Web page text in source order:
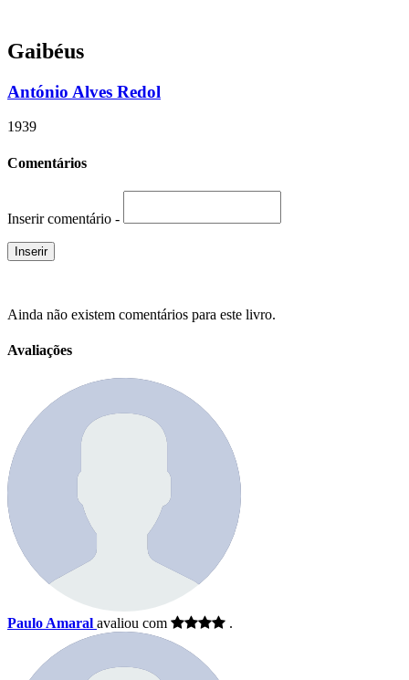
Gaibéus
António Alves Redol
1939
Comentários
Inserir comentário -
Ainda não existem comentários para este livro.
Avaliações
Paulo Amaral avaliou com .